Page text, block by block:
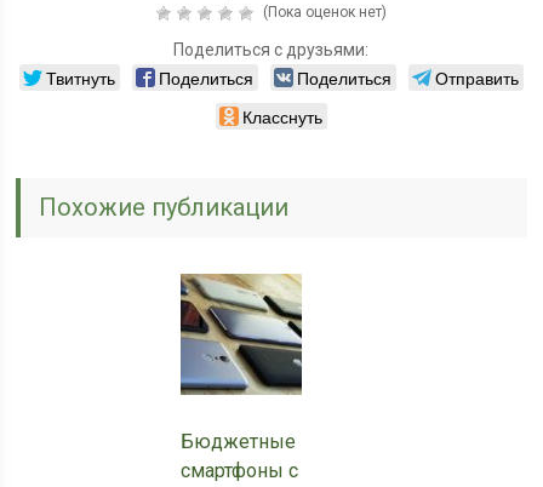
(Пока оценок нет)
Поделиться с друзьями:
Твитнуть Поделиться Поделиться
Отправить
Класснуть
Похожие публикации
Бюджетные
смартфоны с